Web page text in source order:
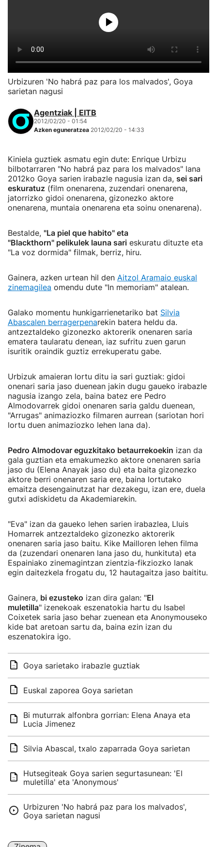
Urbizuren 'No habrá paz para los malvados', Goya
sarietan nagusi
Agentziak | EITB
2012/02/20 - 01:54
Azken eguneratzea 2012/02/20 - 14:33
Kiniela guztiek asmatu egin dute: Enrique Urbizu
bilbotarraren "No habrá paz para los malvados" lana
2012ko Goya sarien irabazle nagusia izan da, sei sari
eskuratuz (film onenarena, zuzendari onenarena,
jatorrizko gidoi onenarena, gizonezko aktore
onenarena, muntaia onenarena eta soinu onenarena).
Bestalde, "La piel que habito" eta
"Blackthorn" pelikulek launa sari eskuratu dituzte eta
"La voz dormida" filmak, berriz, hiru.
Gainera, azken urtean hil den Aitzol Aramaio euskal
zinemagilea omendu dute "In memoriam" atalean.
Galako momentu hunkigarrienetariko bat Silvia
Abascalen berragerpenarekin batera heldu da.
antzeztaldeko gizonezko aktorerik onenaren saria
ematera taularatu denean, iaz sufritu zuen garun
isuritik oraindik guztiz errekuperatu gabe.
Urbizuk amaieran lortu ditu ia sari guztiak: gidoi
onenari saria jaso duenean jakin dugu gaueko irabazle
nagusia izango zela, baina batez ere Pedro
Almodovarrek gidoi onenaren saria galdu duenean,
"Arrugas" animaziozko filmaren aurrean (sariotan hori
lortu duen animaziozko lehen lana da).
Pedro Almodovar eguzkitako betaurrekoekin izan da
gala guztian eta emakumezko aktore onenaren saria
jaso du (Elena Anayak jaso du) eta baita gizonezko
aktore berri onenaren saria ere, baina lortutako
emaitza desengainutzat har dezakegu, izan ere, duela
gutxi adiskidetu da Akademiarekin.
"Eva" izan da gaueko lehen sarien irabazlea, Lluis
Homarrek antzeztaldeko gizonezko aktorerik
onenaren saria jaso baitu. Kike Mailloren lehen filma
da (zuzendari onenaren lana jaso du, hunkituta) eta
Espainiako zinemagintzan zientzia-fikziozko lanak
egin daitezkela frogatu du, 12 hautagaitza jaso baititu.
Gainera, bi ezusteko izan dira galan: "El
muletilla" izenekoak eszenatokia hartu du Isabel
Coixetek saria jaso behar zuenean eta Anonymouseko
kide bat aretoan sartu da, baina ezin izan du
eszenatokira igo.
Goya sarietako irabazle guztiak
Euskal zaporea Goya sarietan
Bi muturrak alfonbra gorrian: Elena Anaya eta
Lucia Jimenez
Silvia Abascal, txalo zaparrada Goya sarietan
Hutsegiteak Goya sarien segurtasunean: 'El
muletilla' eta 'Anonymous'
Urbizuren 'No habrá paz para los malvados',
Goya sarietan nagusi